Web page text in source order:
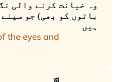
وہ خیانت کرنے والی
باتوں کو بھی) جو
ہیں
the eyes and